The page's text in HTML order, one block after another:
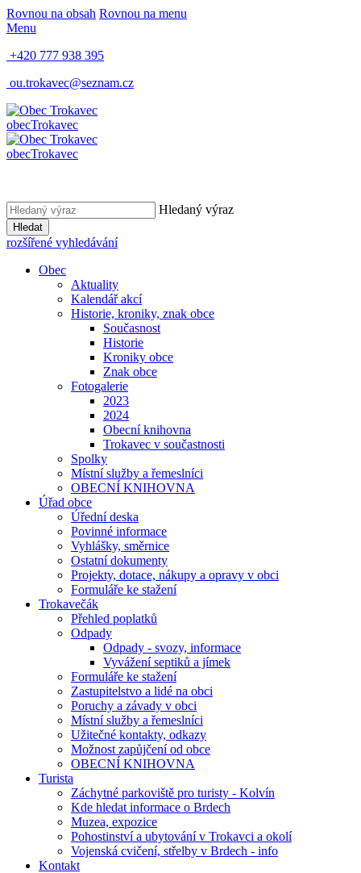
Rovnou na obsah Rovnou na menu
Menu
+420 777 938 395
ou.trokavec@seznam.cz
obecTrokavec
obecTrokavec
Hledaný výraz
Hledat
rozšířené vyhledávání
Obec
Aktuality
Kalendář akcí
Historie, kroniky, znak obce
Současnost
Historie
Kroniky obce
Znak obce
Fotogalerie
2023
2024
Obecní knihovna
Trokavec v součastnosti
Spolky
Místní služby a řemeslníci
OBECNÍ KNIHOVNA
Úřad obce
Úřední deska
Povinné informace
Vyhlášky, směrnice
Ostatní dokumenty
Projekty, dotace, nákupy a opravy v obci
Formuláře ke stažení
Trokavečák
Přehled poplatků
Odpady
Odpady - svozy, informace
Vyvážení septiků a jímek
Formuláře ke stažení
Zastupitelstvo a lidé na obci
Poruchy a závady v obci
Místní služby a řemeslníci
Užitečné kontakty, odkazy
Možnost zapůjčení od obce
OBECNÍ KNIHOVNA
Turista
Záchytné parkoviště pro turisty - Kolvín
Kde hledat informace o Brdech
Muzea, expozice
Pohostinství a ubytování v Trokavci a okolí
Vojenská cvičení, střelby v Brdech - info
Kontakt